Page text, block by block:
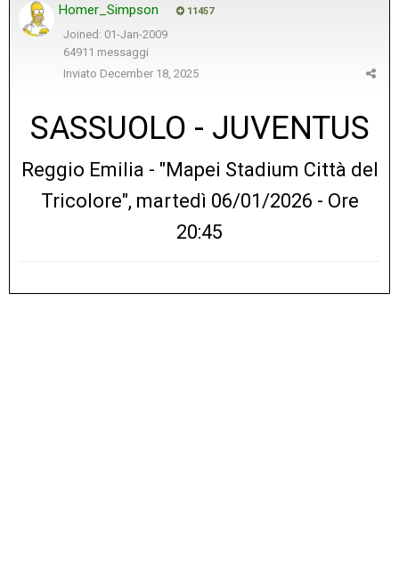
Homer_Simpson 11457
Joined: 01-Jan-2009
64911 messaggi
Inviato December 18, 2025
SASSUOLO - JUVENTUS
Reggio Emilia - "Mapei Stadium Città del
Tricolore", martedì 06/01/2026 - Ore
20:45